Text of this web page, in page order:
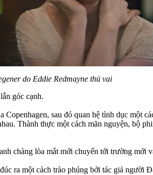
do Eddie Redmayne thủ vai
góc cạnh.
sau đó quan hệ tình dục một
Thành thực một cách mãn nguyện, bộ
chàng lòa mắt mới chuyển tới trường mới
ra một cách trào phúng bởi tác giả